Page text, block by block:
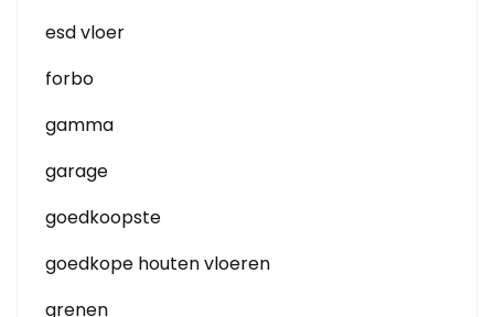
esd vloer
forbo
gamma
garage
goedkoopste
goedkope houten vloeren
grenen